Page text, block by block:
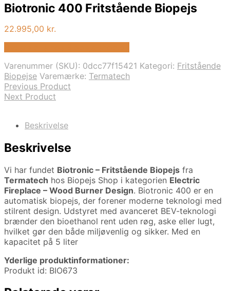
Biotronic 400 Fritstående Biopejs
22.995,00 kr.
Varenummer (SKU): 0dcc77f15421 Kategori: Fritstående
Biopejse Varemærke: Termatech
Previous Product
Next Product
Beskrivelse
Beskrivelse
Vi har fundet Biotronic – Fritstående Biopejs fra
Termatech hos Biopejs Shop i kategorien Electric
Fireplace – Wood Burner Design. Biotronic 400 er en
automatisk biopejs, der forener moderne teknologi med
stilrent design. Udstyret med avanceret BEV-teknologi
brænder den bioethanol rent uden røg, aske eller lugt,
hvilket gør den både miljøvenlig og sikker. Med en
kapacitet på 5 liter
Yderlige produktinformationer:
Produkt id: BIO673